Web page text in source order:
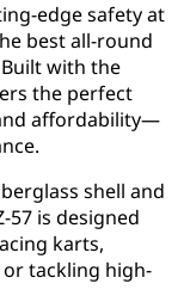
edge safety at
best all-round
with the
the perfect
affordability—
shell and
57 is designed
karts,
tackling high-